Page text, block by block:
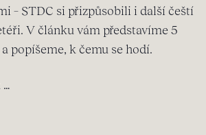
– STDC si přizpůsobili i další čeští
V článku vám představíme 5
popíšeme, k čemu se hodí.
…